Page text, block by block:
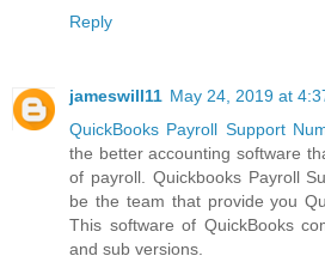
Reply
jameswill11 May 24, 2019 at
QuickBooks Payroll Support
the better accounting software
of payroll. Quickbooks Payroll
be the team that provide you
This software of QuickBooks
and sub versions.